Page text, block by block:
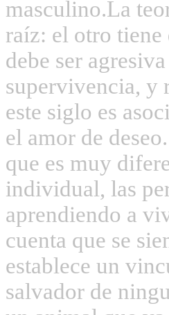
masculino.La
raíz: el otro tiene
debe ser
supervivencia, y
este siglo es
el amor de
que es muy
individual, las
aprendiendo a
cuenta que se
establece un
salvador de